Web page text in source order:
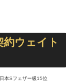
ウェイト
日本Sフェザー級15位